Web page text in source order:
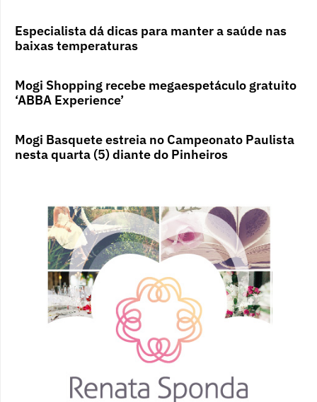
Especialista dá dicas para manter a saúde nas
baixas temperaturas
Mogi Shopping recebe megaespetáculo gratuito
‘ABBA Experience’
Mogi Basquete estreia no Campeonato Paulista
nesta quarta (5) diante do Pinheiros